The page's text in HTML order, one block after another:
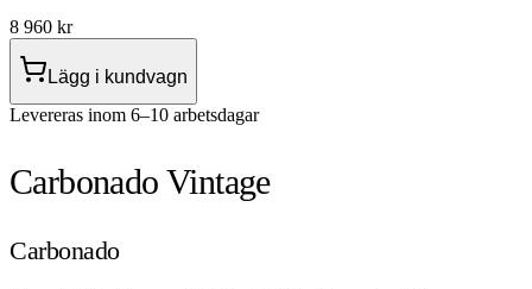
8 960 kr
Lägg i kundvagn
Levereras inom 6–10 arbetsdagar
Carbonado Vintage
Carbonado